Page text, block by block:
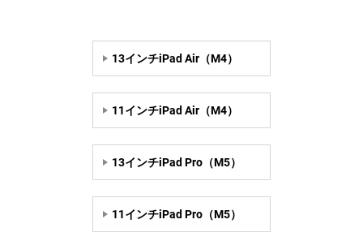
13インチiPad Air（M4）
11インチiPad Air（M4）
13インチiPad Pro（M5）
11インチiPad Pro（M5）